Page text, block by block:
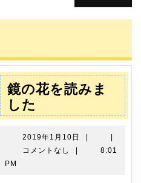
の
投
鏡の花を読みま
した
の
花
を
2019年1月10日
2019
コメントなし
8:01
PM